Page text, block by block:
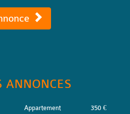
ANNONCES
Appartement 350 €